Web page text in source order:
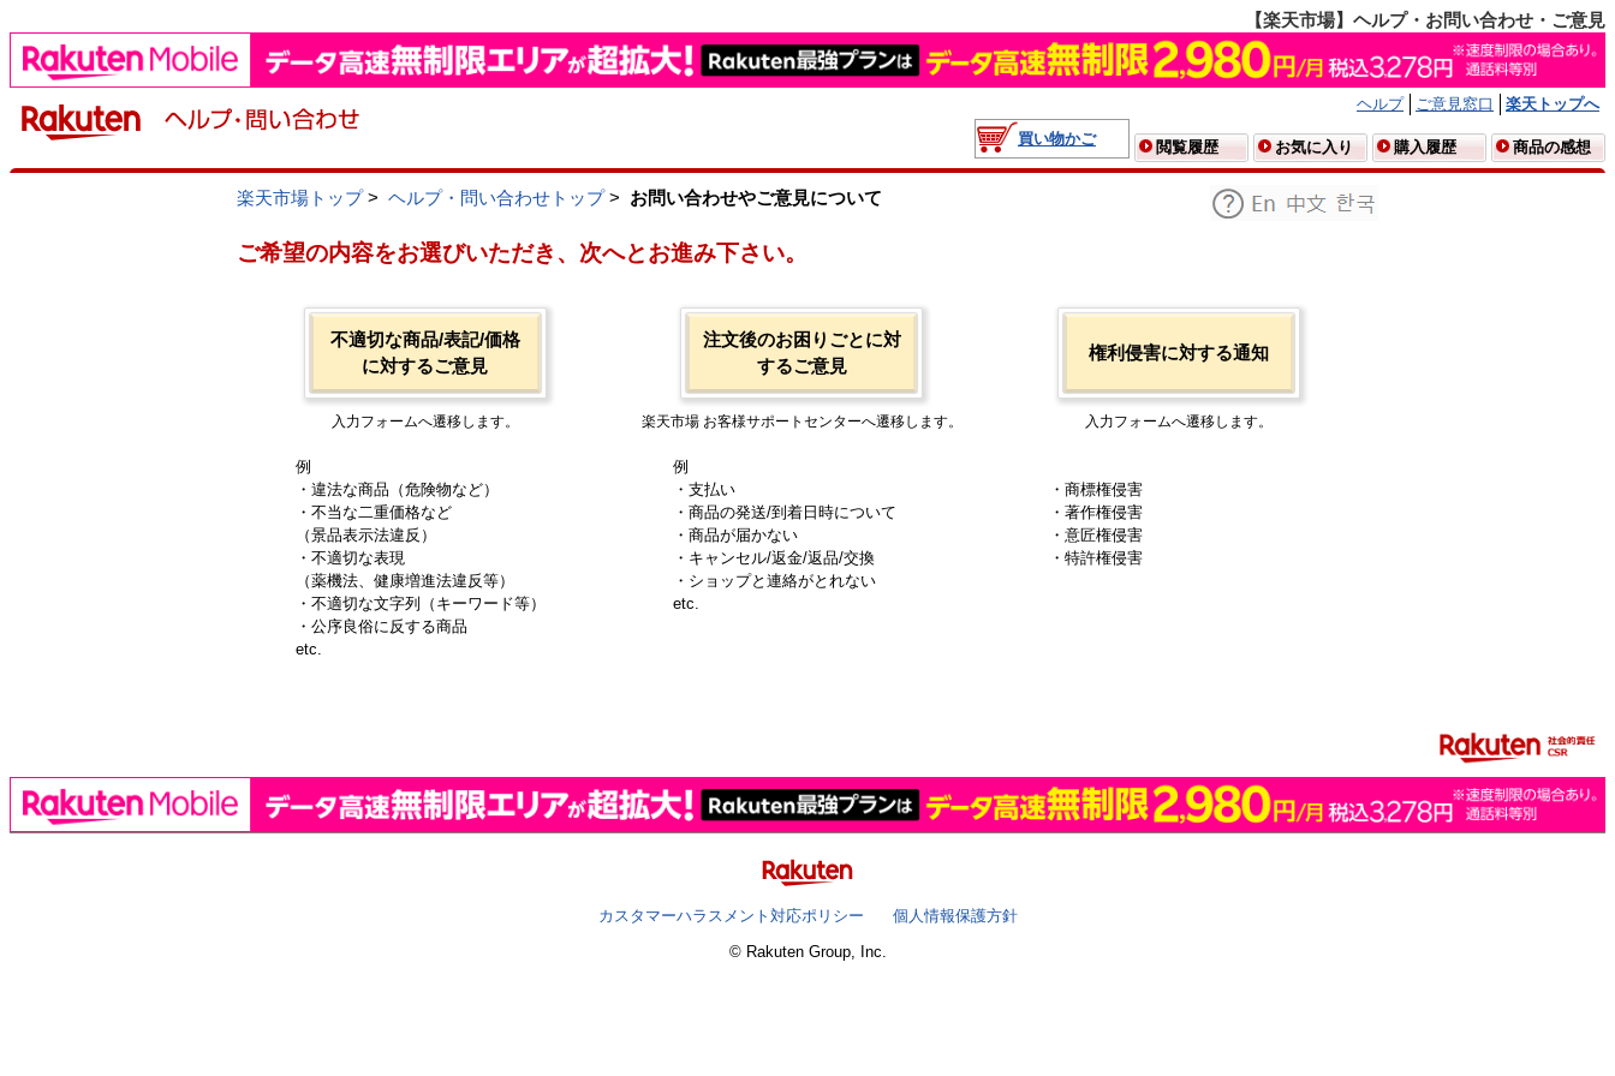
【楽天市場】ヘルプ・お問い合わせ・ご意見
ヘルプ ご意見窓口
楽天トップへ
買い物かご
閲覧履歴 お気に入り 購入履歴 商品の感想
楽天市場トップ> ヘルプ・問い合わせトップ> お問い合わせやご意見について
ご希望の内容をお選びいただき、次へとお進み下さい。
不適切な商品/表記/価格
に対するご意見
入力フォームへ遷移します。
例
・違法な商品（危険物など）
・不当な二重価格など
（景品表示法違反）
・不適切な表現
（薬機法、健康増進法違反等）
・不適切な文字列（キーワード等）
・公序良俗に反する商品
etc.
注文後のお困りごとに対
するご意見
楽天市場 お客様サポートセンターへ遷移します。
例
・支払い
・商品の発送/到着日時について
・商品が届かない
・キャンセル/返金/返品/交換
・ショップと連絡がとれない
etc.
権利侵害に対する通知
入力フォームへ遷移します。
・商標権侵害
・著作権侵害
・意匠権侵害
・特許権侵害
カスタマーハラスメント対応ポリシー
個人情報保護方針
© Rakuten Group, Inc.